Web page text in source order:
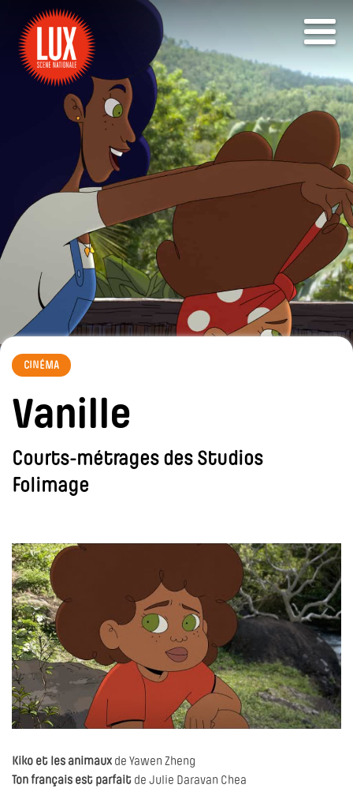
CINÉMA
Vanille
Courts-métrages des Studios
Folimage
Kiko et les animaux de Yawen Zheng
Ton français est parfait de Julie Daravan Chea